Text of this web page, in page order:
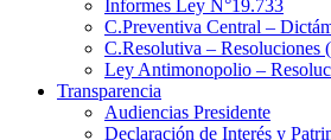
Informes Ley N°19.733
C.Preventiva Central –
C.Resolutiva – Resoluciones
Ley Antimonopolio –
Transparencia
Audiencias Presidente
Declaración de Interés y